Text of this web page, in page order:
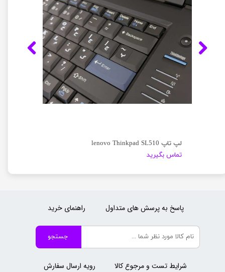
لپ تاپ lenovo Thinkpad SL510
تماس بگیرید
جستجو
رویه ارسال سفارش
راهنمای خرید پاسخ به پرسش های متداول
شرایط تست و مرجوع کالا